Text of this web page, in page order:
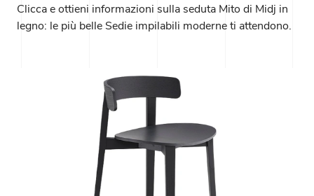
Clicca e ottieni informazioni sulla seduta Mito di Midj in
legno: le più belle Sedie impilabili moderne ti attendono.